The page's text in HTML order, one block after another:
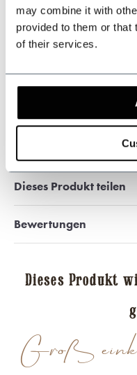
may combine it with
provided to them or that
of their services.
+31 528233787
509customers give
Dieses Produkt teilen
Bewertungen
Groß
Dieses Produkt